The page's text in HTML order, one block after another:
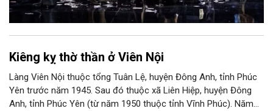
Kiêng kỵ thờ thần ở Viên Nội
Làng Viên Nội thuộc tổng Tuân Lệ, huyện Đông Anh, tỉnh Phúc
Yên trước năm 1945. Sau đó thuộc xã Liên Hiệp, huyện Đông
Anh, tỉnh Phúc Yên (từ năm 1950 thuộc tỉnh Vĩnh Phúc). Năm